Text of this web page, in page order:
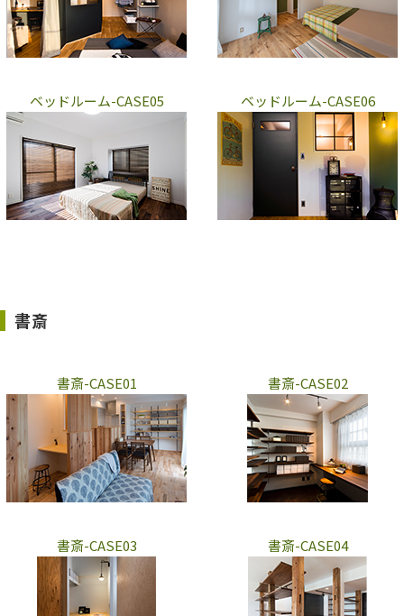
ベッドルーム-CASE05 ベッドルーム-CASE06
書斎
書斎-CASE01 書斎-CASE02
書斎-CASE03 書斎-CASE04